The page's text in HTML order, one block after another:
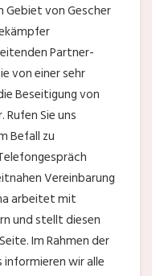
Gebiet von Gescher
Partner-
von einer sehr
Beseitigung von
Sie uns
Befall zu
Vereinbarung
arbeitet mit
und stellt diesen
Im Rahmen der
wir alle